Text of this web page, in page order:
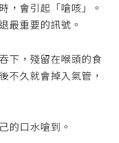
，會引起「嗆咳」。
最重要的訊號。
下，殘留在喉頭的食
不久就會掉入氣管，
的口水嗆到。